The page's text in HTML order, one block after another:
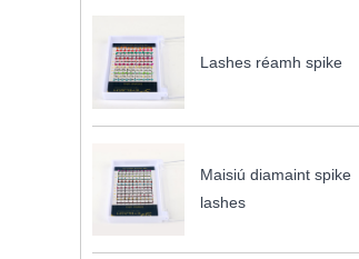
Lashes réamh spike
Maisiú diamaint spike
lashes